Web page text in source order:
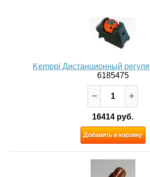
Kemppi Дистанционный
6185475
16414 руб.
Добавить в корзину